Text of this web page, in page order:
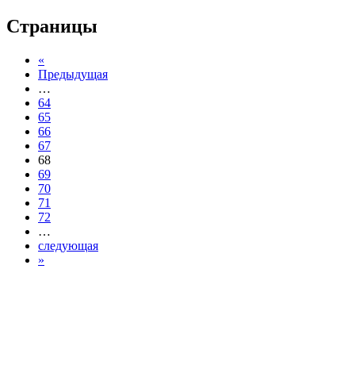
Страницы
«
Предыдущая
…
64
65
66
67
68
69
70
71
72
…
следующая
»